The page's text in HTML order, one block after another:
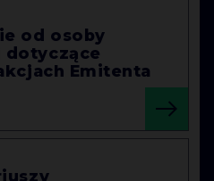
od osoby
dotyczące
Emitenta